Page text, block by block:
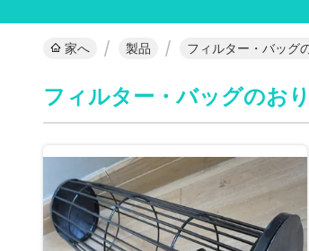
家へ 製品 フィルター・バッグ
フィルター・バッグのおり